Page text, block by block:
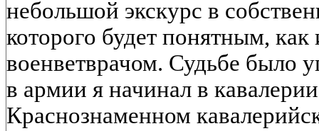
небольшой экскурс в
которого будет понятным, как
военветврачом. Судьбе было
в армии я начинал в
Краснознаменном